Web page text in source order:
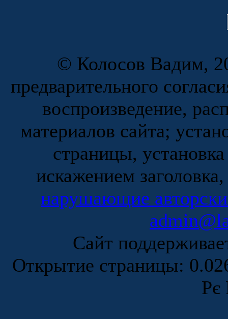
© Колосов Вадим,
предварительного
воспроизведение,
материалов сайта;
страницы,
искажением
нарушающие
Сайт
Открытие страницы:
Рє